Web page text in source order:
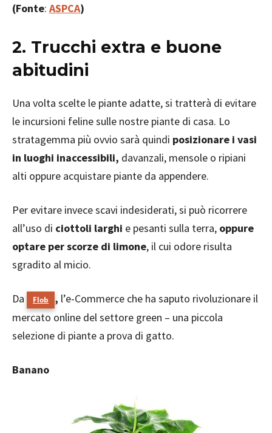
(Fonte: ASPCA)
2. Trucchi extra e buone
abitudini
Una volta scelte le piante adatte, si tratterà di evitare
le incursioni feline sulle nostre piante di casa. Lo
stratagemma più ovvio sarà quindi posizionare i vasi
in luoghi inaccessibili, davanzali, mensole o ripiani
alti oppure acquistare piante da appendere.
Per evitare invece scavi indesiderati, si può ricorrere
all’uso di ciottoli larghi e pesanti sulla terra, oppure
optare per scorze di limone, il cui odore risulta
sgradito al micio.
Da Flob , l’e-Commerce che ha saputo rivoluzionare il
mercato online del settore green – una piccola
selezione di piante a prova di gatto.
Banano